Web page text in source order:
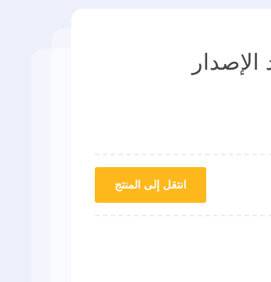
انتقل إلى المنتج